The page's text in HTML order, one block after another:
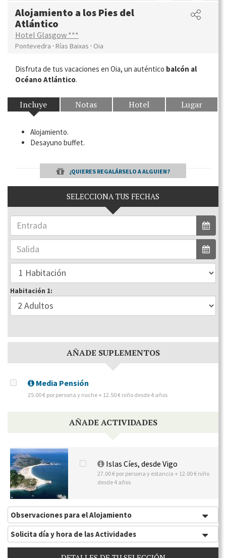
Alojamiento a los Pies del
Atlántico
Hotel Glasgow ***
Pontevedra · Rías Baixas · Oia
Disfruta de tus vacaciones en Oia, un auténtico balcón al
Océano Atlántico.
Incluye Notas Hotel Lugar
Alojamiento.
Desayuno buffet.
¿QUIERES REGALÁRSELO A ALGUIEN?
SELECCIONA TUS FECHAS
Habitación 1:
AÑADE SUPLEMENTOS
Media Pensión
25.00 € por persona y noche + 12.50 € niño desde 4 años
AÑADE ACTIVIDADES
Islas Cíes, desde Vigo
27.00 € por persona y estancia + 12.00 € niño
desde 4 años
Observaciones para el Alojamiento
Solicita día y hora de las Actividades